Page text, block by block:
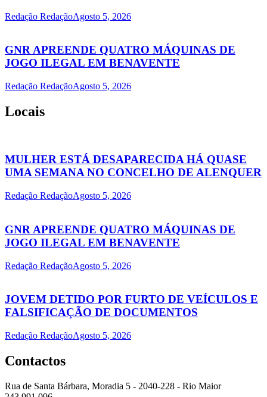
Redação RedaçãoAgosto 5, 2026
GNR APREENDE QUATRO MÁQUINAS DE
JOGO ILEGAL EM BENAVENTE
Redação RedaçãoAgosto 5, 2026
Locais
MULHER ESTÁ DESAPARECIDA HÁ QUASE
UMA SEMANA NO CONCELHO DE ALENQUER
Redação RedaçãoAgosto 5, 2026
GNR APREENDE QUATRO MÁQUINAS DE
JOGO ILEGAL EM BENAVENTE
Redação RedaçãoAgosto 5, 2026
JOVEM DETIDO POR FURTO DE VEÍCULOS E
FALSIFICAÇÃO DE DOCUMENTOS
Redação RedaçãoAgosto 5, 2026
Contactos
Rua de Santa Bárbara, Moradia 5 - 2040-228 - Rio Maior